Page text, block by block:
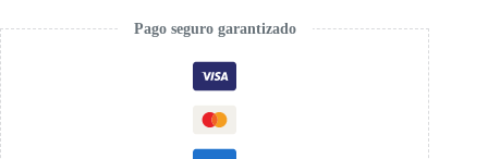
Pago seguro garantizado